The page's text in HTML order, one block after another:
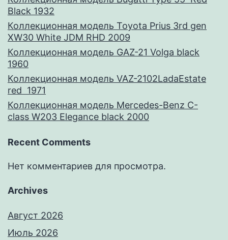
Black 1932
Коллекционная модель Toyota Prius 3rd gen
XW30 White JDM RHD 2009
Коллекционная модель GAZ-21 Volga black
1960
Коллекционная модель VAZ-2102LadaEstate
red 1971
Коллекционная модель Mercedes-Benz C-
class W203 Elegance black 2000
Recent Comments
Нет комментариев для просмотра.
Archives
Август 2026
Июль 2026